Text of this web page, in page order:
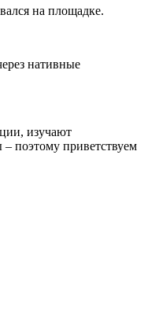
на площадке.
нативные
изучают
поэтому приветствуем